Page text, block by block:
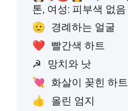
톤, 여성: 피부색 없음
🫡 경례하는 얼굴
❤️ 빨간색 하트
☭ 망치와 낫
💘 화살이 꽂힌 하트
👍 올린 엄지